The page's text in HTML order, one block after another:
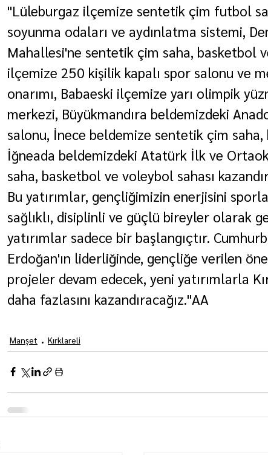
"Lüleburgaz ilçemize sentetik çim futbol
soyunma odaları ve aydınlatma sistemi,
Mahallesi'ne sentetik çim saha, basketbol
ilçemize 250 kişilik kapalı spor salonu ve
onarımı, Babaeski ilçemize yarı olimpik
merkezi, Büyükmandıra beldemizdeki
salonu, İnece beldemize sentetik çim
İğneada beldemizdeki Atatürk İlk ve
saha, basketbol ve voleybol sahası
Bu yatırımlar, gençliğimizin enerjisini
sağlıklı, disiplinli ve güçlü bireyler olarak
yatırımlar sadece bir başlangıçtır.
Erdoğan'ın liderliğinde, gençliğe verilen
projeler devam edecek, yeni yatırımlarla
daha fazlasını kazandıracağız."AA
Manşet Kırklareli